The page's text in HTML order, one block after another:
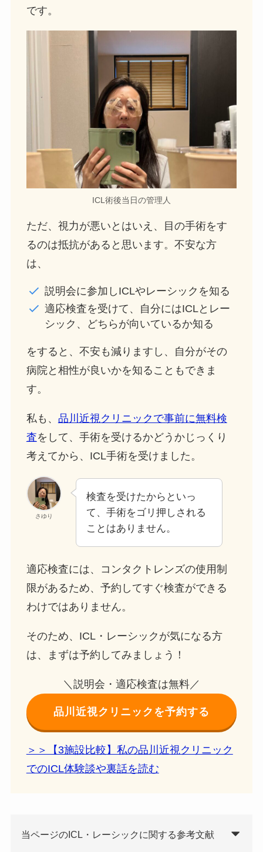
です。
ICL術後当日の管理人
ただ、視力が悪いとはいえ、目の手術をす
るのは抵抗があると思います。不安な方
は、
説明会に参加しICLやレーシックを知る
適応検査を受けて、自分にはICLとレー
シック、どちらが向いているか知る
をすると、不安も減りますし、自分がその
病院と相性が良いかを知ることもできま
す。
私も、 品川近視クリニックで事前に無料検
査をして、手術を受けるかどうかじっくり
考えてから、ICL手術を受けました。
さゆり
検査を受けたからといっ
て、手術をゴリ押しされる
ことはありません。
適応検査には、コンタクトレンズの使用制
限があるため、予約してすぐ検査ができる
わけではありません。
そのため、ICL・レーシックが気になる方
は、まずは予約してみましょう！
＼説明会・適応検査は無料／
品川近視クリニックを予約する
＞＞【3施設比較】私の品川近視クリニック
でのICL体験談や裏話を読む
当ページのICL・レーシックに関する参考文献